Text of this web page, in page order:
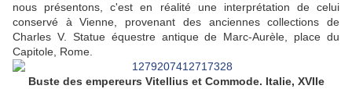
nous présentons, c'est en réalité une interprétation de celui
conservé à Vienne, provenant des anciennes collections de
Charles V. Statue équestre antique de Marc-Aurèle, place du
Capitole, Rome.
Buste des empereurs Vitellius et Commode. Italie, XVIIe